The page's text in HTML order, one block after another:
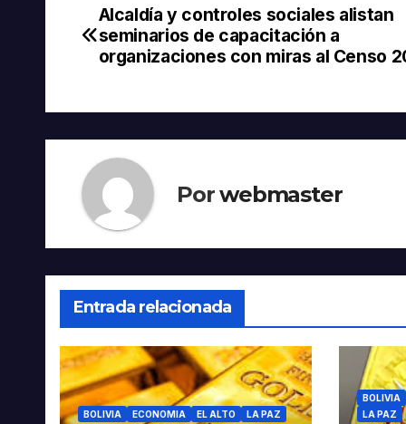
Navegación
de
Alcaldía y controles sociales alistan
seminarios de capacitación a
organizaciones con miras al Censo
Porwebmaster
Entrada relacionada
BOLIVIA ECONOMIA EL ALTO LA PAZ
BOLIVIA
LA PAZ